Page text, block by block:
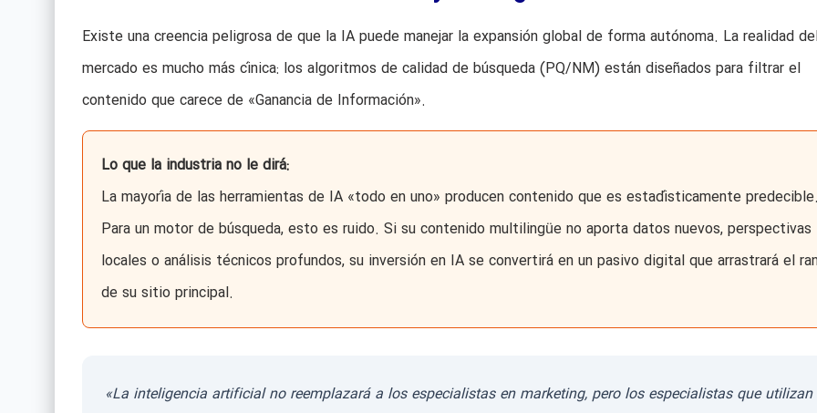
Existe una creencia peligrosa de que la IA puede manejar la expansión global de forma autónoma. La realidad
mercado es mucho más cínica: los algoritmos de calidad de búsqueda (PQ/NM) están diseñados para filtrar el
contenido que carece de «Ganancia de Información».
Lo que la industria no le dirá:
La mayoría de las herramientas de IA «todo en uno» producen contenido que es estadísticamente predecible.
Para un motor de búsqueda, esto es ruido. Si su contenido multilingüe no aporta datos nuevos, perspectivas
locales o análisis técnicos profundos, su inversión en IA se convertirá en un pasivo digital que arrastrará el
de su sitio principal.
«La inteligencia artificial no reemplazará a los especialistas en marketing, pero los especialistas que utilizan